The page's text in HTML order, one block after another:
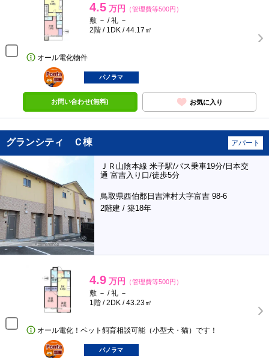
4.5 万円 （管理費等500円）
敷 － / 礼 －
2階 / 1DK / 44.17㎡
オール電化物件
ポンタ
部屋
パノラマ
お問い合わせ(無料) お気に入り
グランシティ Ｃ棟 アパート
ＪＲ山陰本線 米子駅/バス乗車19分/日本交
通 富吉入り口/徒歩5分
鳥取県西伯郡日吉津村大字富吉 98-6
2階建 / 築18年
4.9 万円 （管理費等500円）
敷 － / 礼 －
1階 / 2DK / 43.23㎡
オール電化！ペット飼育相談可能（小型犬・猫）です！
ポンタ
部屋
パノラマ